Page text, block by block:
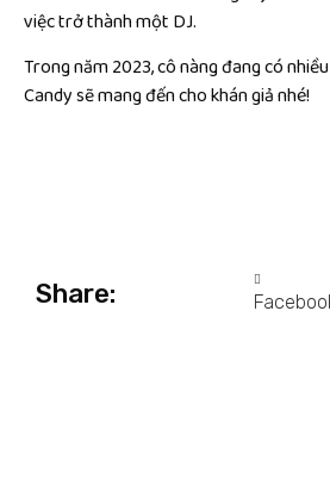
việc trở thành một DJ.
Trong năm 2023, cô nàng đang có
Candy sẽ mang đến cho khán giả nhé!
Share: